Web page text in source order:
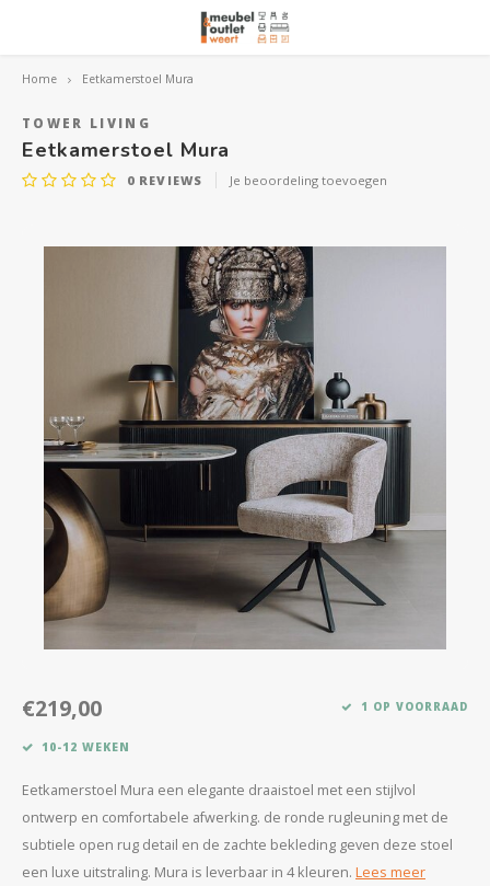
Woonmeubelen
Banken
Eetkamertafels
Fauteuils
Kasten
Salontafels
Tv-meubelen
Eetkamerbanken
Home Eetkamerstoel Mura
TOWER LIVING
Eetkamerstoel Mura
0 REVIEWS Je beoordeling toevoegen
€219,00 1 OP VOORRAAD
10-12 WEKEN
Eetkamerstoel Mura een elegante draaistoel met een stijlvol
ontwerp en comfortabele afwerking. de ronde rugleuning met de
subtiele open rug detail en de zachte bekleding geven deze stoel
een luxe uitstraling. Mura is leverbaar in 4 kleuren. Lees meer